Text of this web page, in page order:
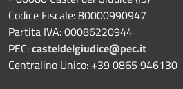
Codice Fiscale: 80000990947
Partita IVA: 00086220944
PEC:casteldelgiudice@pec.it
Centralino Unico: +39 0865 946130